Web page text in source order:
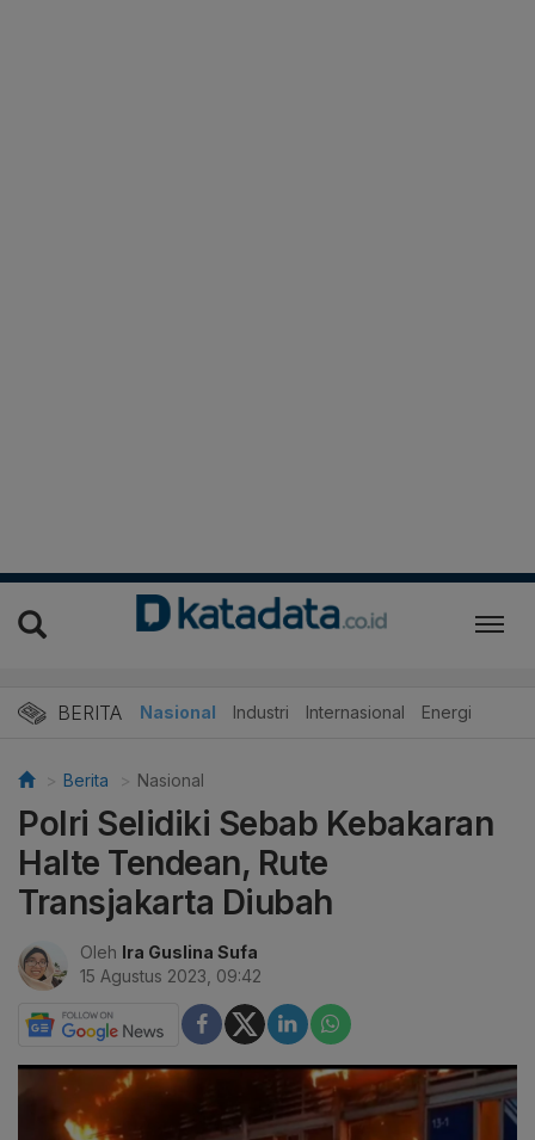
BERITA Nasional Industri Internasional Energi
Berita Nasional
Polri Selidiki Sebab Kebakaran
Halte Tendean, Rute
Transjakarta Diubah
Oleh Ira Guslina Sufa
15 Agustus 2023, 09:42